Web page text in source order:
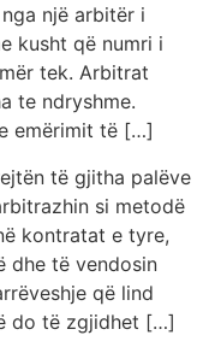
një arbitër i
kusht që numri i
tek. Arbitrat
te ndryshme.
emërimit të […]
të gjitha palëve
si metodë
kontratat e tyre,
dhe të vendosin
që lind
do të zgjidhet […]